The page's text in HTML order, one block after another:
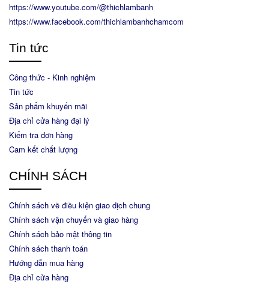
https://www.youtube.com/@thichlambanh
https://www.facebook.com/thichlambanhchamcom
Tin tức
Công thức - Kinh nghiệm
Tin tức
Sản phẩm khuyến mãi
Địa chỉ cửa hàng đại lý
Kiểm tra đơn hàng
Cam kết chất lượng
CHÍNH SÁCH
Chính sách về điều kiện giao dịch chung
Chính sách vận chuyển và giao hàng
Chính sách bảo mật thông tin
Chính sách thanh toán
Hướng dẫn mua hàng
Địa chỉ cửa hàng